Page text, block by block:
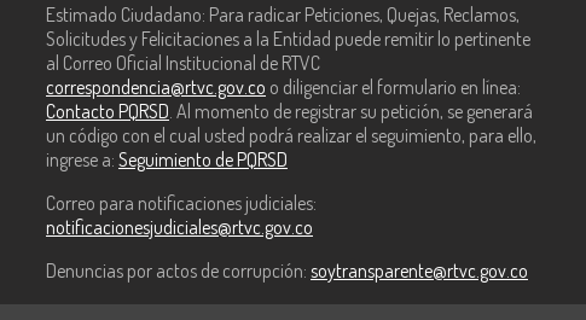
Estimado Ciudadano: Para radicar Peticiones, Quejas, Reclamos,
Solicitudes y Felicitaciones a la Entidad puede remitir lo pertinente
al Correo Oficial Institucional de RTVC
correspondencia@rtvc.gov.co o diligenciar el formulario en línea:
Contacto PQRSD . Al momento de registrar su petición, se generará
un código con el cual usted podrá realizar el seguimiento, para ello,
ingrese a: Seguimiento de PQRSD
Correo para notificaciones judiciales:
notificacionesjudiciales@rtvc.gov.co
Denuncias por actos de corrupción: soytransparente@rtvc.gov.co